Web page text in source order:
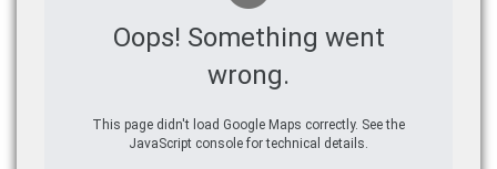
Oops! Something went
wrong.
This page didn't load Google Maps correctly. See the
JavaScript console for technical details.